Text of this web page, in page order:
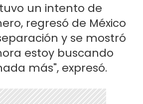
un intento de
regresó de México
y se mostró
estoy buscando
más", expresó.